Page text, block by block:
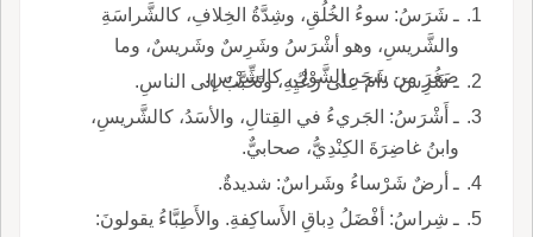
ـ شَرَسُ: سوءُ الخُلُقِ، وشِدَّةُ الخِلافِ، كالشَّراسَةِ
والشَّريسِ، وهو أشْرَسُ وشَرِسٌ وشَريسٌ، وما
صَغُرَ من شَجَرِ الشَّوْكِ، كالشِّرْسِ.
ـ شَرِسَ: دامَ على رَعْيِهِ، وتَحَبَّبَ إلى الناسِ.
ـ أَشْرَسُ: الجَريءُ في القِتالِ، والأسَدُ، كالشَّريسِ،
وابنُ غاضِرَةَ الكِنْدِيُّ، صحابيٌّ.
ـ أرضٌ شَرْساءُ وشَراسٌ: شديدةٌ.
ـ شِراسُ: أفْضَلُ دِباقِ الأَساكِفةِ. والأَطِبَّاءُ يقولونَ: